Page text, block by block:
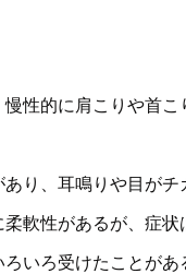
性的に肩こりや首
り、耳鳴りや目がチ
軟性があるが、症状
いろ受けたことがあ